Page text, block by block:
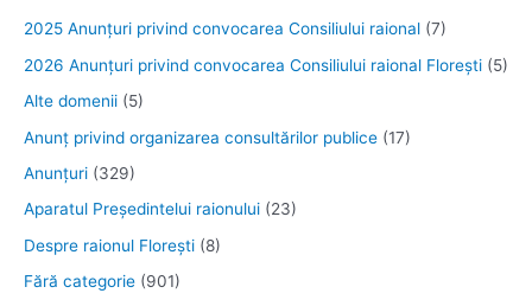
2025 Anunţuri privind convocarea Consiliului raional (7)
2026 Anunțuri privind convocarea Consiliului raional Florești (5)
Alte domenii (5)
Anunţ privind organizarea consultărilor publice (17)
Anunţuri (329)
Aparatul Preşedintelui raionului (23)
Despre raionul Floreşti (8)
Fără categorie (901)